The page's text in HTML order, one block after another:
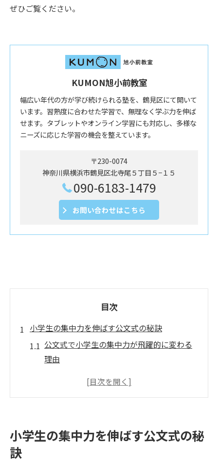
ぜひご覧ください。
KUMON旭小前教室
幅広い年代の方が学び続けられる塾を、鶴見区にて開いて
います。習熟度に合わせた学習で、無理なく学ぶ力を伸ば
せます。タブレットやオンライン学習にも対応し、多様な
ニーズに応じた学習の機会を整えています。
〒230-0074
神奈川県横浜市鶴見区北寺尾５丁目５−１５
090-6183-1479
お問い合わせはこちら
目次
小学生の集中力を伸ばす公文式の秘訣
公文式で小学生の集中力が飛躍的に変わる
理由
一人ひとりに合う公文式学習が集中力を育
小学生集中力を高める公文式の教材活用法
小学生の集中力を伸ばす公文式の秘
訣